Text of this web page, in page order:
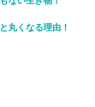
丸くなる理由！